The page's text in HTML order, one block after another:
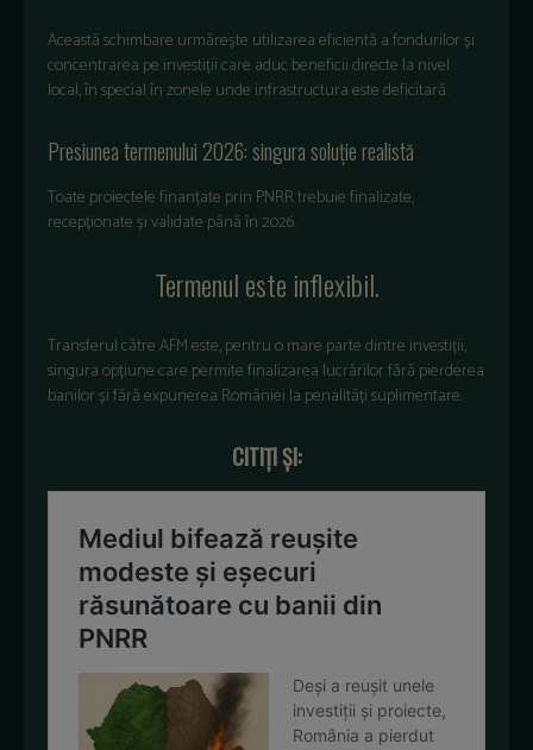
Această schimbare urmărește utilizarea eficientă a fondurilor și
concentrarea pe investiții care aduc beneficii directe la nivel
local, în special în zonele unde infrastructura este deficitară.
Presiunea termenului 2026: singura soluție realistă
Toate proiectele finanțate prin PNRR trebuie finalizate,
recepționate și validate până în 2026.
Termenul este inflexibil.
Transferul către AFM este, pentru o mare parte dintre investiții,
singura opțiune care permite finalizarea lucrărilor fără pierderea
banilor și fără expunerea României la penalități suplimentare.
CITIȚI ȘI: